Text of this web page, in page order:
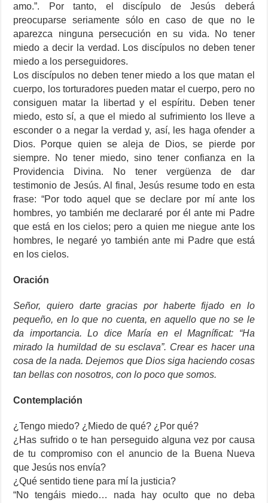
amo.”. Por tanto, el discípulo de Jesús deberá
preocuparse seriamente sólo en caso de que no le
aparezca ninguna persecución en su vida. No tener
miedo a decir la verdad. Los discípulos no deben tener
miedo a los perseguidores.
Los discípulos no deben tener miedo a los que matan el
cuerpo, los torturadores pueden matar el cuerpo, pero no
consiguen matar la libertad y el espíritu. Deben tener
miedo, esto sí, a que el miedo al sufrimiento los lleve a
esconder o a negar la verdad y, así, les haga ofender a
Dios. Porque quien se aleja de Dios, se pierde por
siempre. No tener miedo, sino tener confianza en la
Providencia Divina. No tener vergüenza de dar
testimonio de Jesús. Al final, Jesús resume todo en esta
frase: “Por todo aquel que se declare por mí ante los
hombres, yo también me declararé por él ante mi Padre
que está en los cielos; pero a quien me niegue ante los
hombres, le negaré yo también ante mi Padre que está
en los cielos.
Oración
Señor, quiero darte gracias por haberte fijado en lo
pequeño, en lo que no cuenta, en aquello que no se le
da importancia. Lo dice María en el Magníficat: “Ha
mirado la humildad de su esclava”. Crear es hacer una
cosa de la nada. Dejemos que Dios siga haciendo cosas
tan bellas con nosotros, con lo poco que somos.
Contemplación
¿Tengo miedo? ¿Miedo de qué? ¿Por qué?
¿Has sufrido o te han perseguido alguna vez por causa
de tu compromiso con el anuncio de la Buena Nueva
que Jesús nos envía?
¿Qué sentido tiene para mí la justicia?
“No tengáis miedo… nada hay oculto que no deba